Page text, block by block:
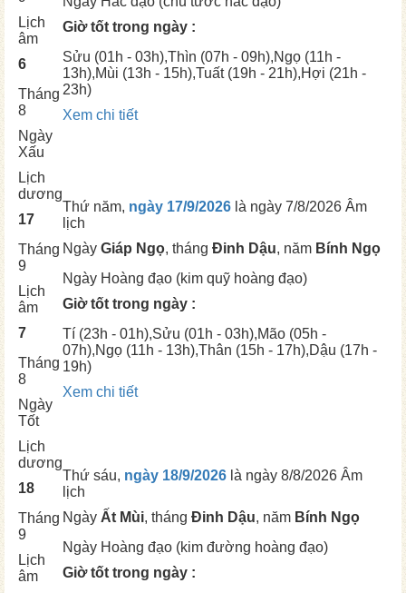
Lịch
âm
6
Tháng
8
Ngày
Xấu
Giờ tốt trong ngày :
Sửu (01h - 03h),Thìn (07h - 09h),Ngọ (11h -
13h),Mùi (13h - 15h),Tuất(19h - 21h),Hợi (21h -
23h)
Xem chi tiết
Lịch
dương
17
Tháng
9
Lịch
âm
7
Tháng
8
Ngày
Tốt
Thứ năm, ngày 17/9/2026 là ngày 7/8/2026 Âm
lịch
Ngày Giáp Ngọ, tháng Đinh Dậu, năm Bính Ngọ
Ngày Hoàng đạo (kim quỹ hoàng đạo)
Giờ tốt trong ngày :
Tí (23h - 01h),Sửu (01h - 03h),Mão (05h -
07h),Ngọ (11h - 13h),Thân (15h - 17h),Dậu (17h -
19h)
Xem chi tiết
Lịch
dương
18
Tháng
9
Lịch
âm
Thứ sáu, ngày 18/9/2026 là ngày 8/8/2026 Âm
lịch
Ngày Ất Mùi, tháng Đinh Dậu, năm Bính Ngọ
Ngày Hoàng đạo (kim đường hoàng đạo)
Giờ tốt trong ngày :